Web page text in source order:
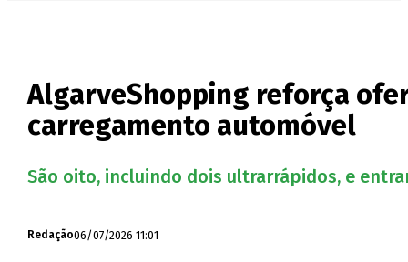
AlgarveShopping reforça
carregamento automóvel
São oito, incluindo dois ultrarrápidos, e
Redação06/07/2026 11:01